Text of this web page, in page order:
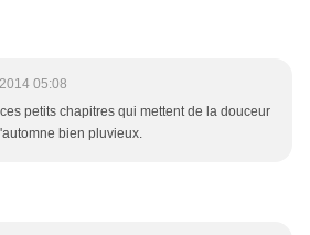
05:08
petits chapitres qui mettent de la douceur
bien pluvieux.